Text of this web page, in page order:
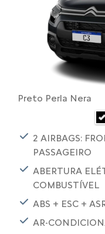
Preto Perla Nera
2 AIRBAGS:
PASSAGEIRO
ABERTURA
COMBUSTÍVEL
ABS + ESC +
AR-